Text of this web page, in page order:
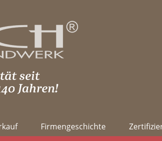
Firmengeschichte